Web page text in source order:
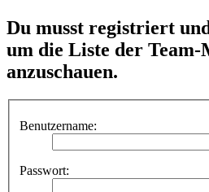
Du musst registriert
um die Liste der
anzuschauen.
Benutzername:
Passwort: